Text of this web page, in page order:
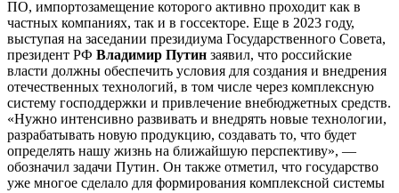
ПО, импортозамещение которого активно проходит как в
частных компаниях, так и в госсекторе. Еще в 2023 году,
выступая на заседании президиума Государственного Совета,
президент РФ Владимир Путин заявил, что российские
власти должны обеспечить условия для создания и внедрения
отечественных технологий, в том числе через комплексную
систему господдержки и привлечение внебюджетных средств.
«Нужно интенсивно развивать и внедрять новые технологии,
разрабатывать новую продукцию, создавать то, что будет
определять нашу жизнь на ближайшую перспективу», —
обозначил задачи Путин. Он также отметил, что государство
уже многое сделало для формирования комплексной системы